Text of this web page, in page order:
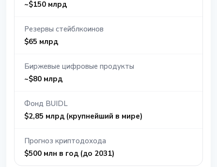
~$150 млрд
Резервы стейблкоинов
$65 млрд
Биржевые цифровые продукты
~$80 млрд
Фонд BUIDL
$2,85 млрд (крупнейший в мире)
Прогноз криптодохода
$500 млн в год (до 2031)